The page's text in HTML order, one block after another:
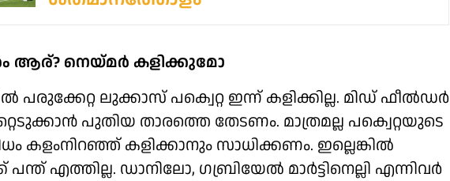
ആര്? നെയ്മർ കളിക്കുമോ
പരുക്കേറ്റ ലുക്കാസ് പക്വെറ്റ ഇന്ന് കളിക്കില്ല. മിഡ് ഫീൽഡർ
പുതിയ താരത്തെ തേടണം. മാത്രമല്ല പക്വെറ്റയുടെ
കളംനിറഞ്ഞ് കളിക്കാനും സാധിക്കണം. ഇല്ലെങ്കിൽ
പന്ത് എത്തില്ല. ഡാനിലോ, ഗബ്രിയേൽ മാർട്ടിനെല്ലി എന്നിവർ